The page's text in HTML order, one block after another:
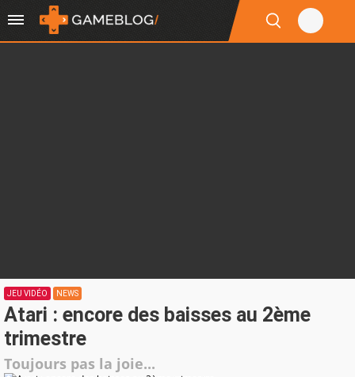
JEU VIDÉO NEWS
Atari : encore des baisses au 2ème
trimestre
Toujours pas la joie...